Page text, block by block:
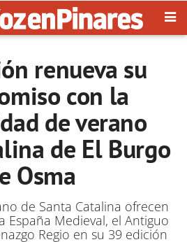
renueva su
con la
de verano
de El Burgo
Osma
de Santa Catalina ofrecen
España Medieval, el Antiguo
Regio en su 39 edición